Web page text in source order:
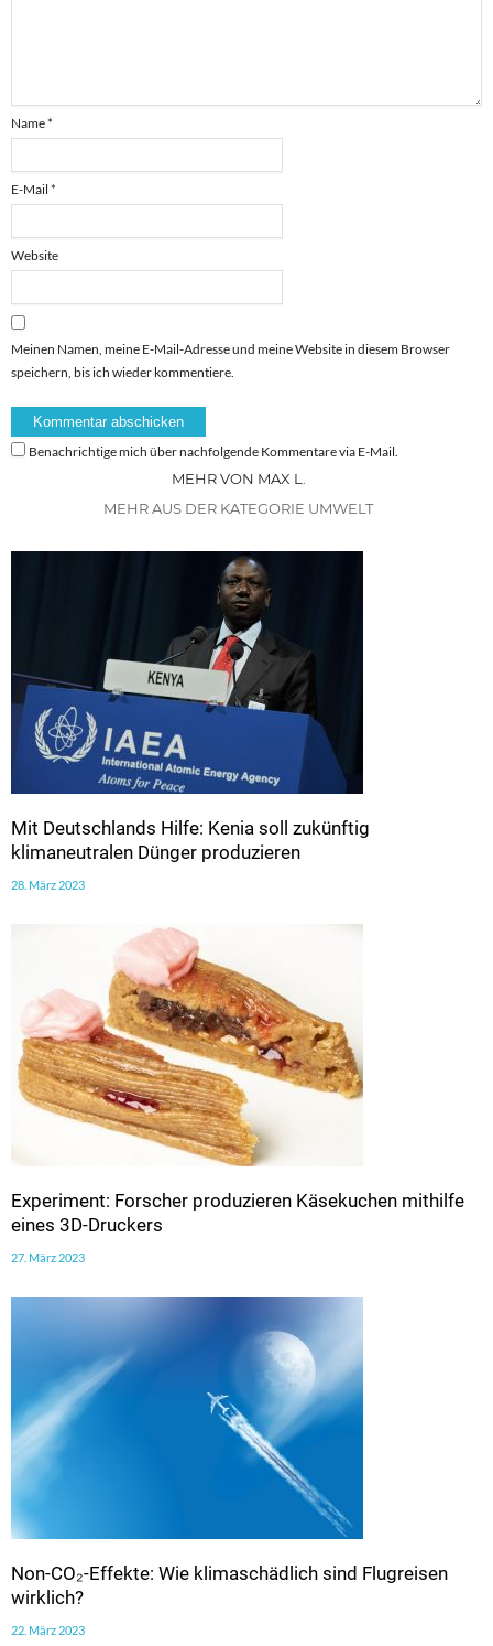
Name*
E-Mail *
Website
Meinen Namen, meine E-Mail-Adresse und meine Website in diesem Browser
speichern, bis ich wieder kommentiere.
Benachrichtige mich über nachfolgende Kommentare via E-Mail.
MEHR VON MAX L.
MEHR AUS DER KATEGORIE UMWELT
Mit Deutschlands Hilfe: Kenia soll zukünftig
klimaneutralen Dünger produzieren
28. März 2023
Experiment: Forscher produzieren Käsekuchen mithilfe
eines 3D-Druckers
27. März 2023
Non-CO₂-Effekte: Wie klimaschädlich sind Flugreisen
wirklich?
22. März 2023